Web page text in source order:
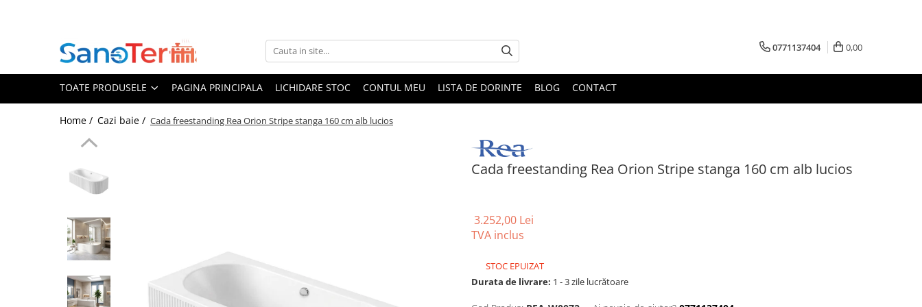
Toate Produsele
Obiecte Sanitare
Lavoare incastrabile
Lavoare sub blat
Lavoare Colt Duble Speciale
Lavoare pe mobilier
Seturi Lavoare
Vase wc suspendate
Vase wc statative
0771137404 0,00
TOATE PRODUSELE PAGINA PRINCIPALA LICHIDARE STOC CONTUL MEU LISTA DE DORINTE BLOG CONTACT
Home / Cazi baie / Cada freestanding Rea Orion Stripe stanga 160 cm alb lucios
Cada freestanding Rea Orion Stripe stanga 160 cm alb lucios
3.252,00 Lei
TVA inclus
STOC EPUIZAT
Durata de livrare: 1 - 3 zile lucrătoare